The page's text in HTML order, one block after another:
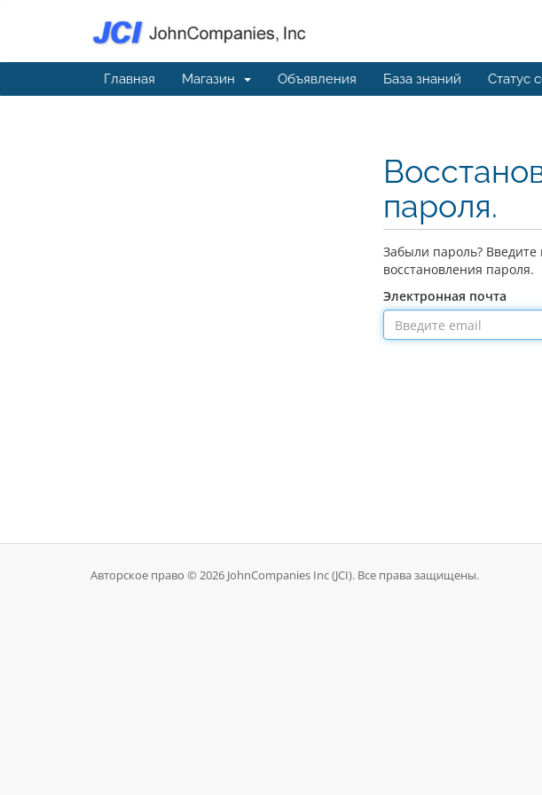
Главная Магазин Объявления База знаний Статус
пароля.
Забыли пароль?
восстановления пароля.
Электронная почта
Авторское право © 2026 JohnCompanies Inc (JCI). Все права защищены.